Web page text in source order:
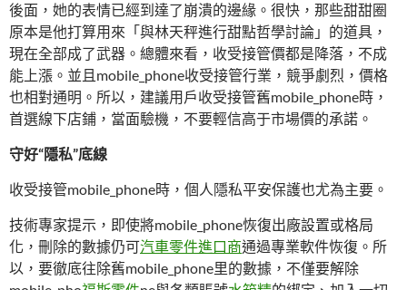
後面，她的表情已經到達了崩潰的邊緣。很快，那些甜甜圈
原本是他打算用來「與林天秤進行甜點哲學討論」的道具，
現在全部成了武器。總體來看，收受接管價都是降落，不成
能上漲。並且mobile_phone收受接管行業，競爭劇烈，價格
也相對通明。所以，建議用戶收受接管舊mobile_phone時，
首選線下店鋪，當面驗機，不要輕信高于市場價的承諾。
守好“隱私”底線
收受接管mobile_phone時，個人隱私平安保護也尤為主要。
技術專家提示，即使將mobile_phone恢復出廠設置或格局
化，刪除的數據仍可汽車零件進口商通過專業軟件恢復。所
以，要徹底往除舊mobile_phone里的數據，不僅要解除